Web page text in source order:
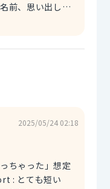
、思い出して
2025/05/24 02:18
: とても短い